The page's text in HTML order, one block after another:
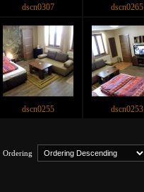
dscn0307 dscn0265
dscn0255 dscn0253
Ordering